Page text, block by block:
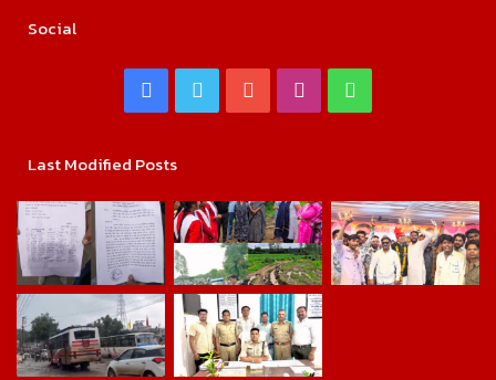
Social
Facebook
Twitter YouTubeInstagram
Last Modified Posts